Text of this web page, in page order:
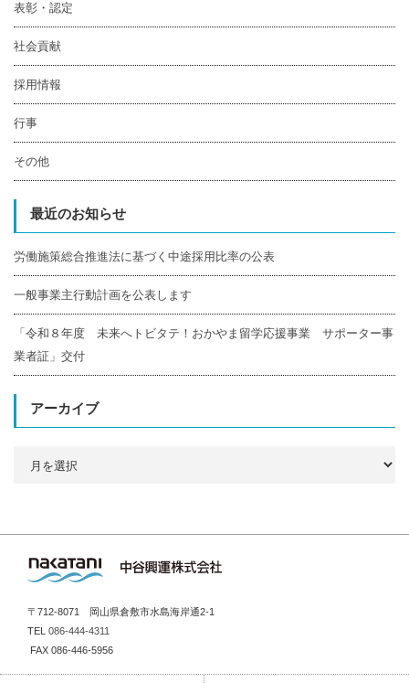
表彰・認定
社会貢献
採用情報
行事
その他
最近のお知らせ
労働施策総合推進法に基づく中途採用比率の公表
一般事業主行動計画を公表します
「令和８年度 未来へトビタテ！おかやま留学応援事業 サポーター事
業者証」交付
アーカイブ
〒712-8071 岡山県倉敷市水島海岸通2-1
TEL 086-444-4311
FAX 086-446-5956